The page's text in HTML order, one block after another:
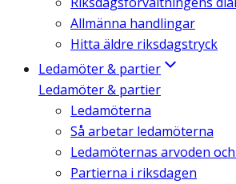
Allmänna handlingar
Hitta äldre riksdagstryck
Ledamöter & partier
Ledamöter & partier
Ledamöterna
Så arbetar ledamöterna
Ledamöternas arvoden
Partierna i riksdagen